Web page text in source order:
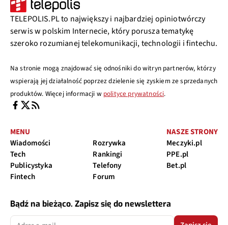
TELEPOLIS.PL to największy i najbardziej opiniotwórczy
serwis w polskim Internecie, który porusza tematykę
szeroko rozumianej telekomunikacji, technologii i fintechu.
Na stronie mogą znajdować się odnośniki do witryn partnerów, którzy
wspierają jej działalność poprzez dzielenie się zyskiem ze sprzedanych
produktów. Więcej informacji w polityce prywatności.
MENU
Wiadomości
Tech
Publicystyka
Fintech
Rozrywka
Rankingi
Telefony
Forum
NASZE STRONY
Meczyki.pl
PPE.pl
Bet.pl
Bądź na bieżąco. Zapisz się do newslettera